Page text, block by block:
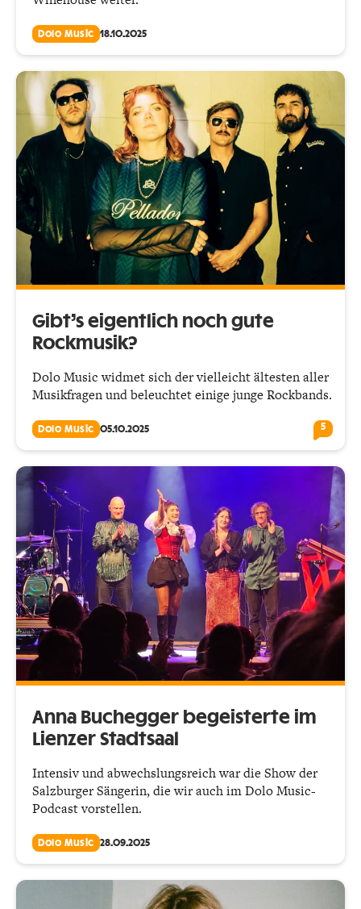
Dolo Music 18.10.2025
Gibt’s eigentlich noch gute
Rockmusik?
Dolo Music widmet sich der vielleicht ältesten aller
Musikfragen und beleuchtet einige junge Rockbands.
Dolo Music 05.10.2025 5
Anna Buchegger begeisterte im
Lienzer Stadtsaal
Intensiv und abwechslungsreich war die Show der
Salzburger Sängerin, die wir auch im Dolo Music-
Podcast vorstellen.
Dolo Music 28.09.2025